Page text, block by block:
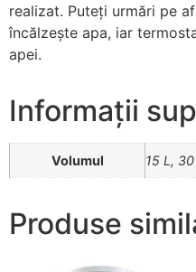
realizat. Puteţi urmări pe
încălzeşte apa, iar
apei.
Informații
Volumul 15 L,
Produse